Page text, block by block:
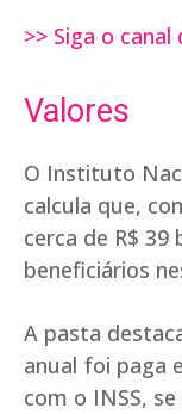
>> Siga o canal
Valores
O Instituto
calcula que,
cerca de R$
beneficiários
A pasta
anual foi paga
com o INSS,